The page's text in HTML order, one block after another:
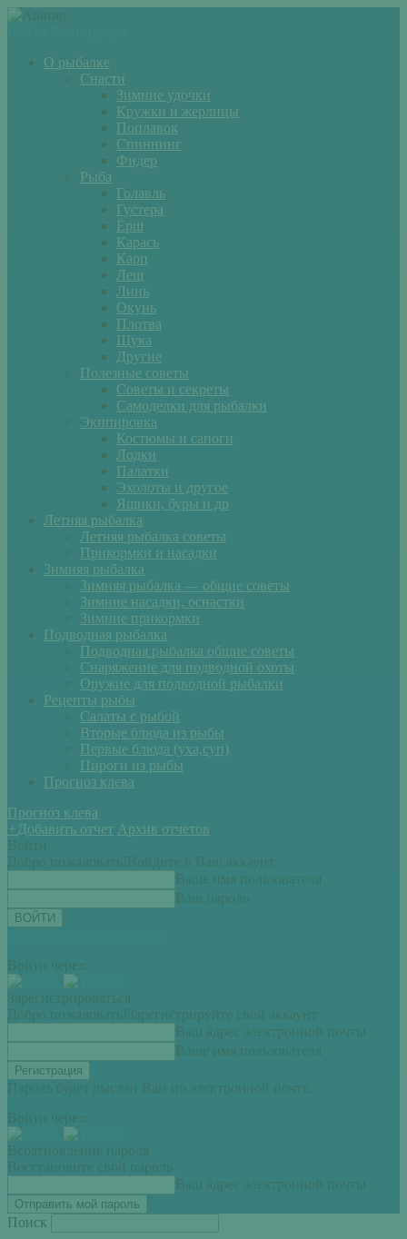
О рыбалке
Снасти
Зимние удочки
Кружки и жерлицы
Поплавок
Спиннинг
Фидер
Рыба
Голавль
Густера
Ёрш
Карась
Карп
Лещ
Линь
Окунь
Плотва
Щука
Другие
Полезные советы
Советы и секреты
Самоделки для рыбалки
Экипировка
Костюмы и сапоги
Лодки
Палатки
Эхолоты и другое
Ящики, буры и др
Летняя рыбалка
Летняя рыбалка советы
Прикормки и насадки
Зимняя рыбалка
Зимняя рыбалка — общие советы
Зимние насадки, оснастки
Зимние прикормки
Подводная рыбалка
Подводная рыбалка общие советы
Снаряжение для подводной охоты
Оружие для подводной рыбалки
Рецепты рыбы
Салаты с рыбой
Вторые блюда из рыбы
Первые блюда (уха,суп)
Пироги из рыбы
Прогноз клева
Прогноз клева
+ Добавить отчет Архив отчетов
Войти
Добро пожаловать! Войдите в Ваш аккаунт
Ваше имя пользователя
Ваш пароль
Войти через:
Зарегистрироваться
Добро пожаловать! Зарегистрируйте свой аккаунт
Ваш адрес электронной почты
Ваше имя пользователя
Пароль будет выслан Вам по электронной почте.
Войти через:
Всоатновление пароля
Восстановите свой пароль
Ваш адрес электронной почты
Поиск